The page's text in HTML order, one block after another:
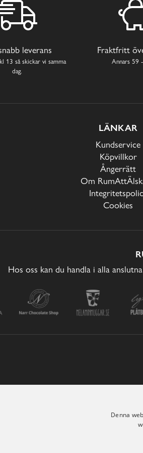
leverans
13 så skickar vi samma
dag.
Fraktfritt
Annars 59
LÄNKAR
Kundservice
Köpvillkor
Ångerrätt
Om
Cookies
Hos oss kan du handla i alla
Denna